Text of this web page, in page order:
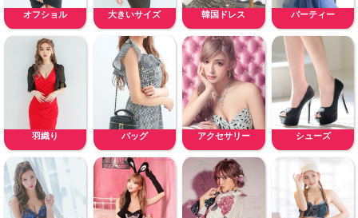
オフショル 大きいサイズ 韓国ドレス パーティー
羽織り バッグ アクセサリー シューズ